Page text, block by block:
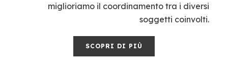
miglioriamo il coordinamento tra i diversi
soggetti coinvolti.
SCOPRI DI PIÙ